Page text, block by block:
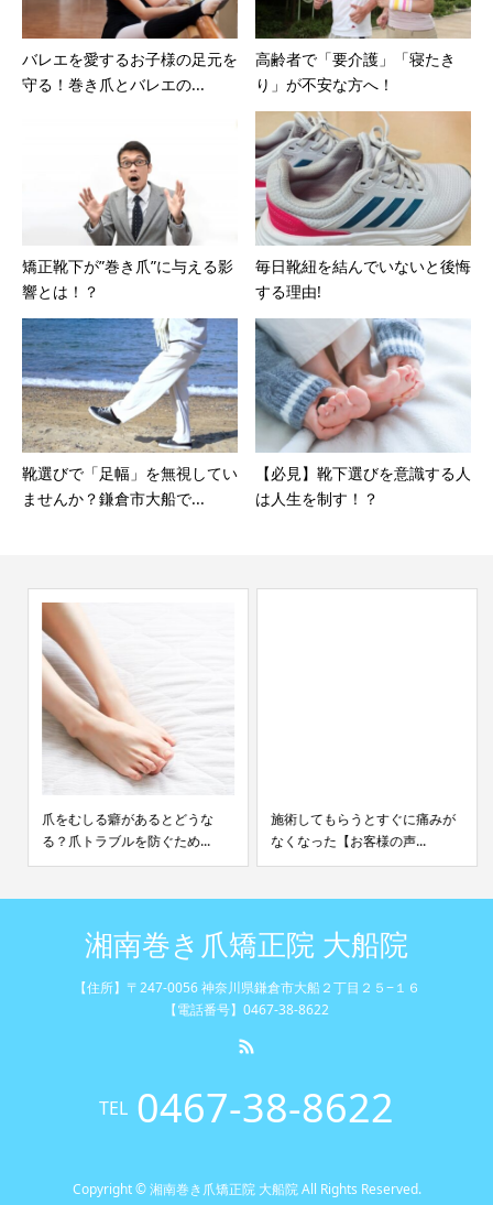
バレエを愛するお子様の足元を
守る！巻き爪とバレエの...
高齢者で「要介護」「寝たき
り」が不安な方へ！
矯正靴下が”巻き爪”に与える影
響とは！？
毎日靴紐を結んでいないと後悔
する理由!
靴選びで「足幅」を無視してい
ませんか？鎌倉市大船で...
【必見】靴下選びを意識する人
は人生を制す！？
爪をむしる癖があるとどうな
る？爪トラブルを防ぐため...
施術してもらうとすぐに痛みが
なくなった【お客様の声...
湘南巻き爪矯正院 大船院
【住所】〒247-0056 神奈川県鎌倉市大船２丁目２５−１６
【電話番号】0467-38-8622
TEL 0467-38-8622
Copyright © 湘南巻き爪矯正院 大船院 All Rights Reserved.